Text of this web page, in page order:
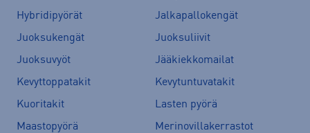
Hybridipyörät
Jalkapallokengät
Juoksukengät
Juoksuliivit
Juoksuvyöt
Jääkiekkomailat
Kevyttoppatakit
Kevytuntuvatakit
Kuoritakit
Lasten pyörä
Maastopyörä
Merinovillakerrastot